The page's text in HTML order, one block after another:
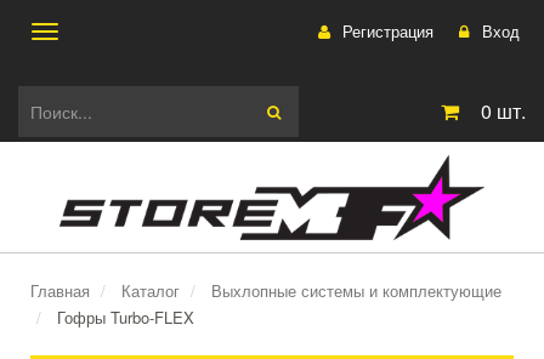
Регистрация Вход
0 шт.
Главная Каталог
Выхлопные системы и комплектующие
Гофры Turbo-FLEX